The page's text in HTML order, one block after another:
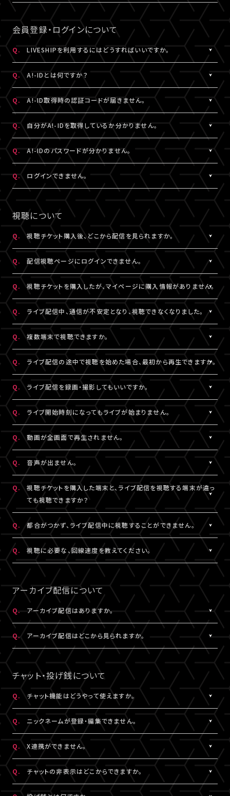
ません。
※コンビニにてご入金済みの場合は、変更できません。
チケットご購入済みの場合は、「決済完了のお知らせ」メールが届
いていなくても、ライブ配信・アーカイブ配信は問題なくご視聴いた
だけます。
「チケット購入情報」に、チケットが表示されていない場合は、ご購
入いただけていない状態です。
改めてチケット販売ページより購入手続きをお願いいたします。
ジットカード決済をご利用ください。
▼クレジットカード決済にて、よくあるエラー
クレジットカード番号やセキュリティコードなどの誤入力、有効期
限外、限度額超過などによるエラーの可能性がございます。今一度
ご確認のうえ、お手続きください。
上記に当てはまらないエラーの場合は、お手数ですが、エラー時の
状態など詳細を記載のうえ、 こちらよりお問い合わせください。
のA!-ID（メールアドレス）にて、視聴チケットを購入していただく必
要がございます。
※A!-IDについては［Q:A!-IDとは何ですか？］をご参照ください。
A.
原則、視聴チケットのご購入は可能です。
ご視聴については、推奨環境を満たしているかをご確認ください。
推奨環境を満たしていない場合は、ご視聴いただけない可能性が
あります。
また、各国の通信環境によりご視聴いただけない場合もございま
す。
上記ご了承のうえ、ご自身の判断にてご購入ください。
会員登録・ログインについて
Q. LIVESHIPを利用するにはどうすればいいですか。
LIVESHIPを利用するには、A!-ID（メールアドレス）が必要です。
LIVESHIPにアクセスし、A!-ID（メールアドレス）にてログインのう
え、会員登録を行ってください。
※A!-IDについては ［Q:A!-IDとは何ですか？］ をご参照ください。
Q. A!-IDとは何ですか？
A!-IDとは、アーティストにまつわる様々なサービスをご利用いただ
ける共通の会員ID（無料）です。
・「A!SMART」でグッズを購入されたことがある場合は、その際に
登録されたメールアドレスがA!-IDとなります。
・A!-IDが必要なファンクラブ会員の場合、そちらで登録・連携され
たメールアドレスがA!-IDとなります。
・A!-ID（メールアドレス）をお持ちでない方は、LIVESHIP会員登録
の過程で取得していただけます。
・お持ちのメールアドレスのA!-ID取得有無は、
より確認する
ことができます。
その他、A!-IDに関する詳細はこちらにてご確認ください。
Q. A!-ID取得時の認証コードが届きません。
ご入力いただいたメールアドレス宛に【@liveship.tokyo】ドメイ
ンから、認証コードをお知らせするメールを配信しております。
“迷惑メール”として自動振り分け・受信拒否されていないかご確
認ください。
※認証コードは発行より10分間有効です。
※未着の場合、改めて新規取得からお手続きください。
※複数回発行された場合は、一番新しい認証コードをご利用くだ
さい。
Q. 自分がA!-IDを取得しているか分かりません。
お持ちのメールアドレスのA!-ID取得有無は、こちら
より確認するこ
とができます。
※すでに「A!SMART」をご利用の方はA!-IDの取得が完了していま
す。ご利用のA!-ID（メールアドレス）とパスワードでログインくださ
い。
※A!-IDが必要なファンクラブ会員の場合、そちらで登録・連携され
たメールアドレスがA!-IDとなります。
Q. A!-IDのパスワードが分かりません。
パスワードをお忘れの場合は、こちら
よりパスワード再設定を行え
ます。
Q. ログインできません。
LIVESHIPにご登録のA!-ID（メールアドレス）とパスワードをご入
力ください。
※パスワードをお忘れの場合は、
こちら
よりパスワード再設定を行
えます。
▼以下もあわせてご確認ください。
1.ご登録のA!-ID（メールアドレス）とは別のメールアドレスをご利
用になっていませんか？
2.推奨環境からお試しいただいていますか？
ご利用の環境が推奨環境でない場合、正常にページ遷移ができな
い可能性がございます。推奨環境はこちら
よりご確認ください。
スマートフォン、タブレットをご利用の場合、LINEやメール等のアプ
リ内ブラウジングではなく、指定のブラウザ（iPhone・iPadの場合
は「Safari」、Androidの場合は「Chrome」）で当サービスをご利
用ください。
3.全て半角英数で入力できていますか？
必ず半角数字でご入力ください。全角入力ではログインできませ
4.スペースが入っていませんか？
入力の際、前後にスペースが入っていないかご確認ください。不要
なスペースを入れると認証されませんので、ご注意ください。
5.キーボードのNum Lock（ナムロック）が押されていませんか？
ノートパソコンをご利用の方は、Num Lockキーが外れた状態で行
ってください。
視聴について
Q. 視聴チケット購入後、どこから配信を見られますか。
A.
LIVESHIPにてチケットを購入の場合、配信視聴ページにログイン
のうえ、ご視聴いただけます。
配信視聴ページは、各公演のチケット販売ページ、「マイページ」
内「チケット購入情報」よりアクセスいただけます。
※「決済完了のお知らせ」メールでもご案内しております。
※アーカイブ配信がある場合、同じページからご視聴いただけま
す。
※コンビニ決済にてお申込みをされている場合、お支払い（ご入
金）完了後にご視聴いただけます。
Q. 配信視聴ページにログインできません。
A.
配信視聴ページにログインいただくには視聴チケットをご購入さ
れたA!-ID（メールアドレス）と、ご自身で設定したパスワードをご入
力ください。
※パスワードをお忘れの場合は、 こちらよりパスワード再設定を行
えます。
▼以下もあわせてご確認ください。
1.ご登録のA!-ID（メールアドレス）とは別のメールアドレスをご利
用になっていませんか？
2.推奨環境からお試しいただいていますか？
ご利用の環境が推奨環境でない場合、正常にページ遷移ができな
い可能性がございます。推奨環境はこちらよりご確認ください。
スマートフォン、タブレットをご利用の場合、LINEやメール等のアプ
リ内ブラウジングではなく、指定のブラウザ（iPhone・iPadの場合
は「Safari」、Androidの場合は「Chrome」）で当サービスをご利
用ください。
3.全て半角英数で入力できていますか？
必ず半角数字でご入力ください。全角入力ではログインできませ
ん。
4.スペースが入っていませんか？
入力の際、前後にスペースが入っていないかご確認ください。不要
なスペースを入れると認証されませんので、ご注意ください。
5.キーボードのNum Lock（ナムロック）が押されていませんか？
ノートパソコンをご利用の方は、Num Lockキーが外れた状態で行
ってください。
Q. 視聴チケットを購入したが、マイページに購入情報がありません。
A.
視聴チケットをご購入されたA!-ID（メールアドレス）と、異なるA!-
ID（メールアドレス）でログインされている可能性がございます。
画面右上からログアウトしていただき、@以降が異なるなど、ご利
用されているメールアドレスをご確認のうえ、改めてログインをお
試しください。
※「決済完了のお知らせ」メールをお受取りいただいているA!-
ID（メールアドレス）にてログインしてください。
Q. ライブ配信中、通信が不安定となり、視聴できなくなりました。
A.
本配信の視聴には高速・大容量のデータ通信が必要となります。
有線接続、もしくはWi-Fiのご利用を推奨いたします。お客様の視聴
環境に伴う閲覧の不具合に関しては、当サービスは一切の責任を
負いかねます。
Q. 複数端末で視聴できますか。
A.
チケット1枚につき1端末まで視聴可能となっております。
複数端末でのログインが検知された場合には、一方の端末がログ
アウトされます。
Q. ライブ配信の途中で視聴を始めた場合、最初から再生できますか。
A.
ライブ配信の途中からご利用の場合は、視聴開始された時点から
の再生となります。
Q. ライブ配信を録画・撮影してもいいですか。
A.
原則、カメラ・スマートフォンなどによる画面録画・撮影・録音は禁
止いたします。
ただし各配信で別途案内があった場合はこれに限りません。
録画・撮影・録音を許可する案内のない配信でSNSや動画サイトな
どへの無断転載・共有を行った場合、法的責任に問われる場合が
ございます。
Q. ライブ開始時刻になってもライブが始まりません。
A.
リロード（再読み込み）をお試しいただき、視聴ページを更新してく
ださい。
※リロード（再読み込み）方法はご利用端末により異なります。
Q. 動画が全画面で再生されません。
A.
視聴画面の右下にある四角いボタンを押すと、全画面での表示に
切り替わります。 全画面での視聴中に同じボタンを押すと、元の画
面サイズに戻ります。
Q. 音声が出ません。
A.
視聴ページの動画配信プレイヤーがミュート（消音）になっていな
いかをご確認ください。
また、ご利用の端末がマナーモードになっていないか、音量設定が
小さくなっていないかをご確認ください。
Q.
視聴チケットを購入した端末と、ライブ配信を視聴する端末が違っ
ても視聴できますか？
A.
視聴チケットをご購入いただいた際と同じA!-ID（メールアドレス）・
パスワードでログインいただければ、端末が違ってもご視聴いただ
けます。
ライブ配信を視聴する端末が推奨環境であることをご確認のうえ、
事前にサンプル動画の映像と音声が正常に再生できることをご確
認ください。
Q. 都合がつかず、ライブ配信中に視聴することができません。
A.
アーカイブ配信がある場合は、視聴チケットをお持ちの方に限りご
視聴いただけます。
公演によってはアーカイブ配信のみの視聴でも視聴チケットのご
購入が可能です。券種や決済方法により販売期間や販売価格など
が異なります。
Q. 視聴に必要な、回線速度を教えてください。
LIVESHIPの配信をより良い画質でご覧いただくには、インターネ
ットの安定した接続速度 (以下の表を参照) を確保していただくこ
とをお勧めします。
QUALITY
（解像度）
必要速度 推奨速度
1080P 15Mbps以上 20Mbps以上
720P 6Mbps以上 9Mbps以上
480P 2Mbps以上 3Mbps以上
360P 0.8Mbps以上 1.2Mbps以上
解像度が選択できる推奨ブラウザは下記のとおりです。
Windows：Chrome、Firefox、Edge
Mac：Chrome、Firefox
アーカイブ配信について
Q. アーカイブ配信はありますか。
A.
公演により異なります。
アーカイブ配信がある場合は、視聴チケットをお持ちの方に限りご
視聴いただけます。
公演によってはアーカイブ配信のみの視聴でも視聴チケットのご
購入が可能です。券種や決済方法により販売期間や販売価格など
が異なります。
Q. アーカイブ配信はどこから見られますか。
A.
アーカイブ配信がある場合は、ライブ配信と同じ配信視聴ページ
でご視聴いただけます。
配信視聴ページは、各公演のチケット販売ページ、「マイページ
内「チケット購入情報」よりアクセスいただけます。
※「決済完了のお知らせ」メールでもご案内しております。
チャット・投げ銭について
Q. チャット機能はどうやって使えますか。
A.
ライブ配信中にご利用いただけるサービスです。
ただし、公演によってはチャット機能をご利用いただけない場合が
あります。
詳細はチケット販売ページでご確認ください。
Q. ニックネームが登録・編集できません。
A.
チャットをするには、ニックネームの設定が必要です。
ニックネームは「マイページ
」内「投稿設定」にて登録・変更が可能
です。
絵文字・機種依存文字等が含まれている場合は登録できませんの
でご注意ください。
Q. X連携ができません。
A. X連携は「マイページ」内「投稿設定」にて設定が可能です。
詳しくは こちらをご確認ください。
※X連携は配信視聴ページからも設定いただけます。
Q. チャットの非表示はどこからできますか。
A. チャット欄下部の「チャットを非表示」（スマートフォンではチャット